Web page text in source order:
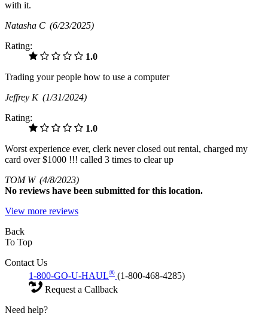
with it.
Natasha C (6/23/2025)
Rating:
1.0
Trading your people how to use a computer
Jeffrey K (1/31/2024)
Rating:
1.0
Worst experience ever, clerk never closed out rental, charged my
card over $1000 !!! called 3 times to clear up
TOM W (4/8/2023)
No reviews have been submitted for this location.
View more reviews
Back
To Top
Contact Us
1-800-GO-U-HAUL® (1-800-468-4285)
Request a Callback
Need help?